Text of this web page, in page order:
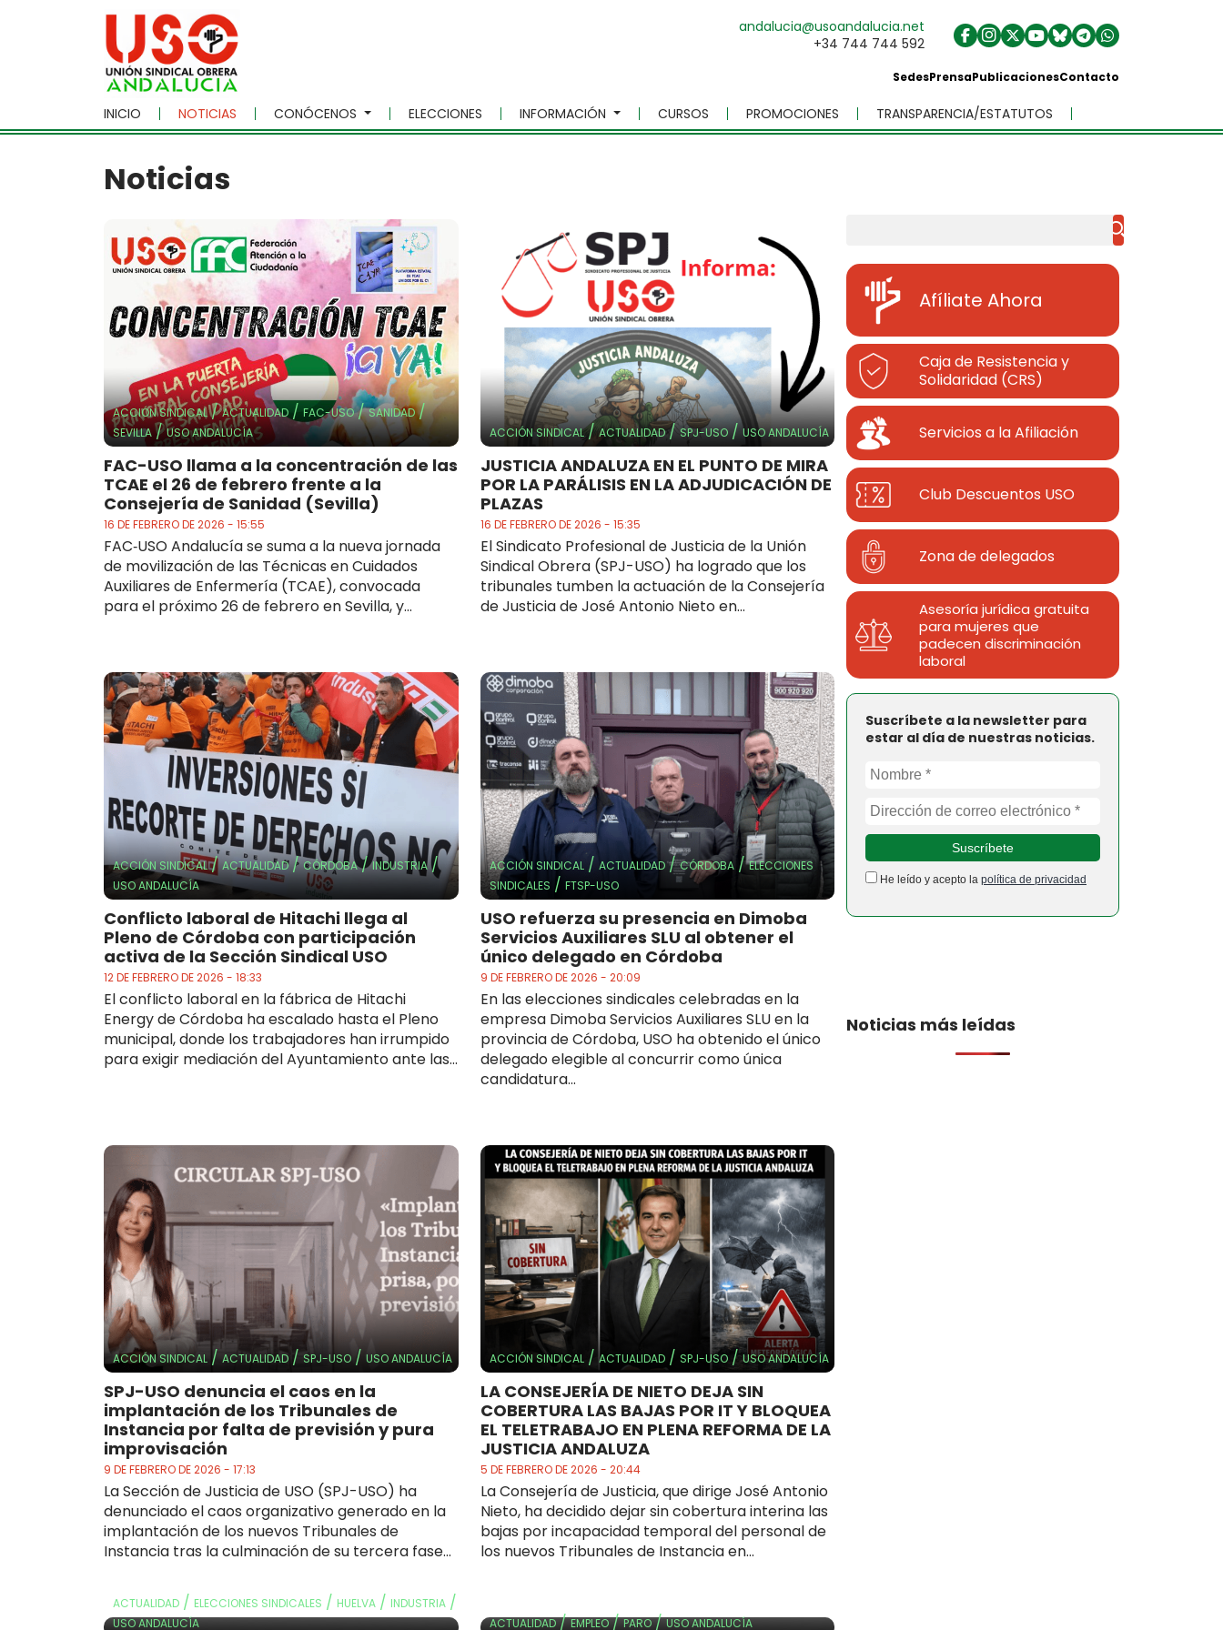
Skip to main content
andalucia@usoandalucia.net
+34 744 744 592
SedesPrensaPublicacionesContacto
INICIO NOTICIAS CONÓCENOS ELECCIONES INFORMACIÓN CURSOS PROMOCIONES TRANSPARENCIA/ESTATUTOS
Noticias
ACCIÓN SINDICAL/ACTUALIDAD/FAC-USO/SANIDAD/
SEVILLA/USO ANDALUCÍA
FAC-USO llama a la concentración de las
TCAE el 26 de febrero frente a la
Consejería de Sanidad (Sevilla)
16 DE FEBRERO DE 2026 - 15:55
FAC‑USO Andalucía se suma a la nueva jornada
de movilización de las Técnicas en Cuidados
Auxiliares de Enfermería (TCAE), convocada
para el próximo 26 de febrero en Sevilla, y...
ACCIÓN SINDICAL/ACTUALIDAD/SPJ-USO/USO ANDALUCÍA
JUSTICIA ANDALUZA EN EL PUNTO DE MIRA
POR LA PARÁLISIS EN LA ADJUDICACIÓN DE
PLAZAS
16 DE FEBRERO DE 2026 - 15:35
El Sindicato Profesional de Justicia de la Unión
Sindical Obrera (SPJ-USO) ha logrado que los
tribunales tumben la actuación de la Consejería
de Justicia de José Antonio Nieto en...
ACCIÓN SINDICAL/ACTUALIDAD/CÓRDOBA/INDUSTRIA/
USO ANDALUCÍA
Conflicto laboral de Hitachi llega al
Pleno de Córdoba con participación
activa de la Sección Sindical USO
12 DE FEBRERO DE 2026 - 18:33
El conflicto laboral en la fábrica de Hitachi
Energy de Córdoba ha escalado hasta el Pleno
municipal, donde los trabajadores han irrumpido
para exigir mediación del Ayuntamiento ante las...
ACCIÓN SINDICAL/ ACTUALIDAD/CÓRDOBA/ELECCIONES
SINDICALES / FTSP-USO
USO refuerza su presencia en Dimoba
Servicios Auxiliares SLU al obtener el
único delegado en Córdoba
9 DE FEBRERO DE 2026 - 20:09
En las elecciones sindicales celebradas en la
empresa Dimoba Servicios Auxiliares SLU en la
provincia de Córdoba, USO ha obtenido el único
delegado elegible al concurrir como única
candidatura...
ACCIÓN SINDICAL/ACTUALIDAD / SPJ-USO/ USO ANDALUCÍA
SPJ-USO denuncia el caos en la
implantación de los Tribunales de
Instancia por falta de previsión y pura
improvisación
9 DE FEBRERO DE 2026 - 17:13
La Sección de Justicia de USO (SPJ-USO) ha
denunciado el caos organizativo generado en la
implantación de los nuevos Tribunales de
Instancia tras la culminación de su tercera fase...
ACCIÓN SINDICAL/ ACTUALIDAD/ SPJ-USO/USO ANDALUCÍA
LA CONSEJERÍA DE NIETO DEJA SIN
COBERTURA LAS BAJAS POR IT Y BLOQUEA
EL TELETRABAJO EN PLENA REFORMA DE LA
JUSTICIA ANDALUZA
5 DE FEBRERO DE 2026 - 20:44
La Consejería de Justicia, que dirige José Antonio
Nieto, ha decidido dejar sin cobertura interina las
bajas por incapacidad temporal del personal de
los nuevos Tribunales de Instancia en...
ACTUALIDAD / ELECCIONES SINDICALES / HUELVA / INDUSTRIA /
USO ANDALUCÍA ACTUALIDAD/EMPLEO/PARO/USO ANDALUCÍA
Afíliate Ahora
Caja de Resistencia y
Solidaridad (CRS)
Servicios a la Afiliación
Club Descuentos USO
Zona de delegados
Asesoría jurídica gratuita
para mujeres que
padecen discriminación
laboral
Suscríbete a la newsletter para
estar al día de nuestras noticias.
He leído y acepto la política de privacidad
Noticias más leídas